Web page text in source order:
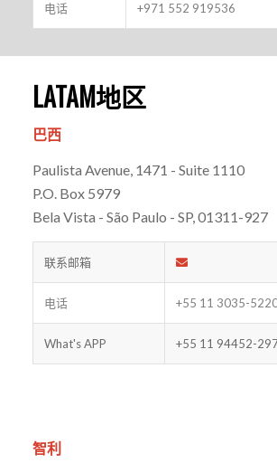
电话 +971 552 919536
LATAM地区
巴西
Paulista Avenue, 1471 - Suite 1110
P.O. Box 5979
Bela Vista - São Paulo - SP, 01311-927
联系邮箱
电话 +55 11 3035-
What's APP +55 11 94452-
智利